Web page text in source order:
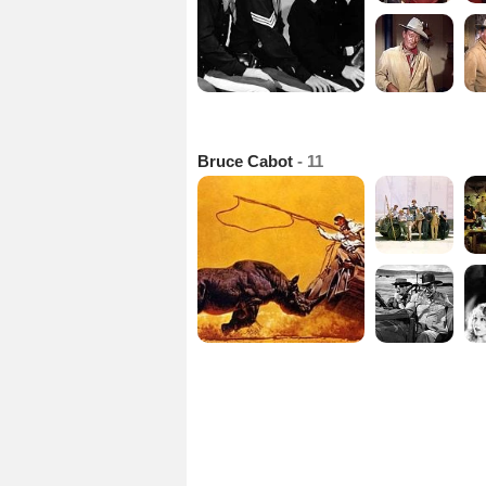
Bruce Cabot - 11